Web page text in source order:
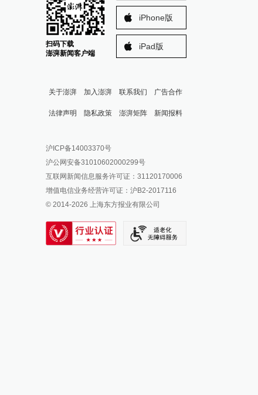
扫码下载
澎湃新闻客户端
iPhone版
iPad版
关于澎湃 加入澎湃 联系我们 广告合作
法律声明 隐私政策 澎湃矩阵
澎湃新闻公众号
澎湃新闻抖音号
派生万物开放平台
IP SHANGHAI
SIXTH TONE
新闻报料
报料邮箱: news@thepaper.cn
沪ICP备14003370号
沪公网安备31010602000299号
互联网新闻信息服务许可证：31120170006
增值电信业务经营许可证：沪B2-2017116
© 2014-2026 上海东方报业有限公司